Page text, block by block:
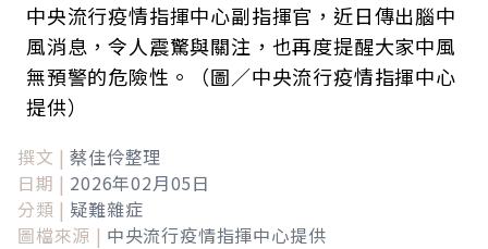
中央流行疫情指揮中心副指揮官，近日傳出腦中
風消息，令人震驚與關注，也再度提醒大家中風
無預警的危險性。（圖／中央流行疫情指揮中心
提供）
撰文 | 蔡佳伶整理
日期 | 2026年02月05日
分類 | 疑難雜症
圖檔來源 | 中央流行疫情指揮中心提供